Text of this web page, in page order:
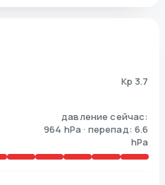
Kp 3.7
давление сейчас:
964 hPa · перепад: 6.6
hPa